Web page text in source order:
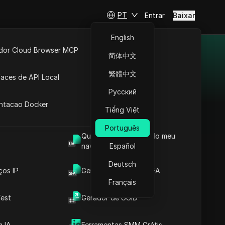
Qual é o User Agent do meu
navegador
IP Gerador de Código 2FA
Gerador de UUID
Cloud Browser MCP
de API Local
Docker
PT
English
简体中文
繁體中文
Русский
Tiếng Việt
Português
Español
Deutsch
Français
Entrar Baixar
ganhos, ideal para
LosPollos
A LosPollos ajuda os
afiliados a aumentar
meio da monetização
automatizada de